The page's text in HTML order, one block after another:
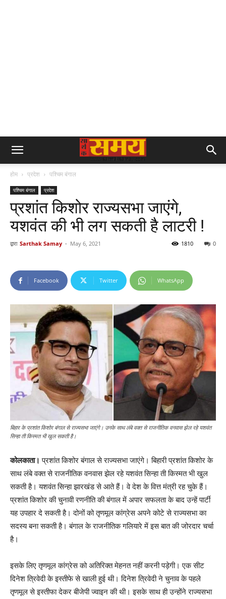
होम प्रदेश पश्चिम बंगाल
पश्चिम बंगाल प्रदेश
प्रशांत किशोर राज्यसभा जाएंगे,
यशवंत की भी लग सकती है लाटरी !
द्वारा Sarthak Samay - May 6, 2021 0
1810
Facebook Twitter WhatsApp
बिहार के प्रशांत किशोर बंगाल से राज्यसभा जाएंगे। उनके साथ लंबे वक्त से राजनीतिक वनवास झेल रहे यशवंत
सिन्हा ती किस्मत भी खुल सकती है।
कोलकाता। प्रशांत किशोर बंगाल से राज्यसभा जाएंगे। बिहारी प्रशांत किशोर के
साथ लंबे वक्त से राजनीतिक वनवास झेल रहे यशवंत सिन्हा ती किस्मत भी खुल
सकती है। यशवंत सिन्हा झारखंड से आते हैं। वे देश के वित्त मंत्री रह चुके हैं।
प्रशांत किशोर की चुनावी रणनीति की बंगाल में अपार सफलता के बाद उन्हें पार्टी
यह उपहार दे सकती है। दोनों को तृणमूल कांग्रेस अपने कोटे से राज्यसभा का
सदस्य बना सकती है। बंगाल के राजनीतिक गलियारे में इस बात की जोरदार चर्चा
है।
इसके लिए तृणमूल कांग्रेस को अतिरिक्त मेहनत नहीं करनी पड़ेगी। एक सीट
दिनेश त्रिवेदी के इस्तीफे से खाली हुई थी। दिनेश त्रिवेदी ने चुनाव के पहले
तृणमूल से इस्तीफा देकर बीजेपी ज्वाइन की थी। इसके साथ ही उन्होंने राज्यसभा